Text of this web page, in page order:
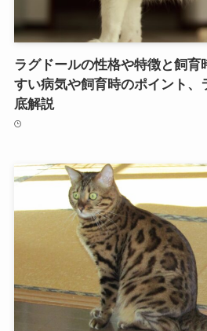
ラグドールの性格や特徴と飼育
すい病気や飼育時のポイント、
底解説